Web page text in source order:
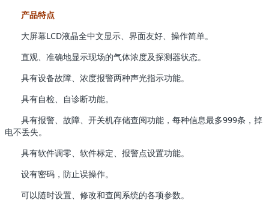
产品特点
大屏幕LCD液晶全中文显示、界面友好、操作简单。
直观、准确地显示现场的气体浓度及探测器状态。
具有设备故障、浓度报警两种声光指示功能。
具有自检、自诊断功能。
具有报警、故障、开关机存储查阅功能，每种信息最多999条，掉
电不丢失。
具有软件调零、软件标定、报警点设置功能。
设有密码，防止误操作。
可以随时设置、修改和查阅系统的各项参数。